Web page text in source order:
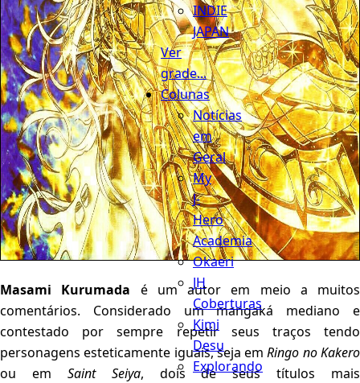
INDIE
JAPAN
Ver
grade...
Colunas
Notícias
em
Geral
My
J-
Hero
Academia
Okaeri
JH
Coberturas
Kimi
Desu
Explorando
Masami Kurumada é um autor em meio a muitos
comentários. Considerado um mangaká mediano e
contestado por sempre repetir seus traços tendo
personagens esteticamente iguais, seja em Ringo no Kakero
ou em Saint Seiya, dois de seus títulos mais